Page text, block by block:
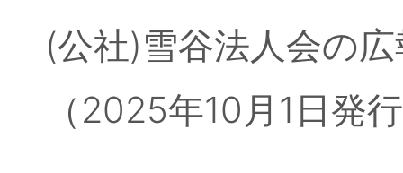
(公社)雪谷法人会の
（2025年10月1日発